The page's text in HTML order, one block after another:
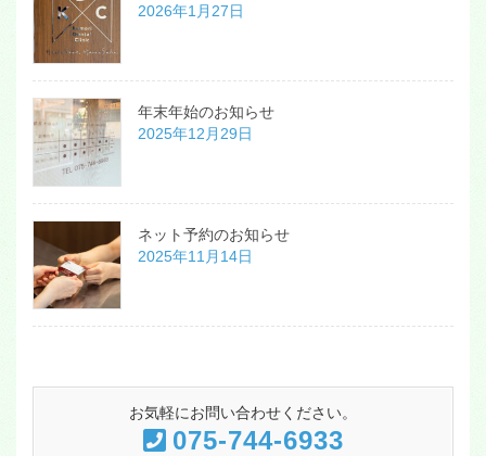
2026年1月27日
年末年始のお知らせ
2025年12月29日
ネット予約のお知らせ
2025年11月14日
お気軽にお問い合わせください。
075-744-6933